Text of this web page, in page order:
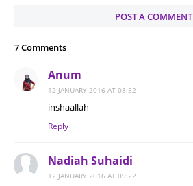
POST A COMMENT
7 Comments
Anum
12 JANUARY 2016 AT 08:52
inshaallah
Reply
Nadiah Suhaidi
12 JANUARY 2016 AT 09:22